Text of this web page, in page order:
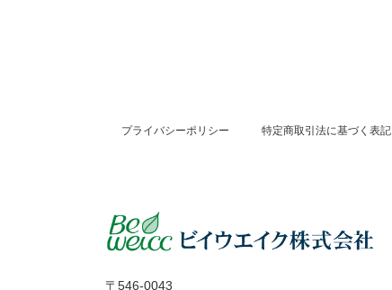
プライバシーポリシー 特定商取引法に基づく表記
〒546-0043